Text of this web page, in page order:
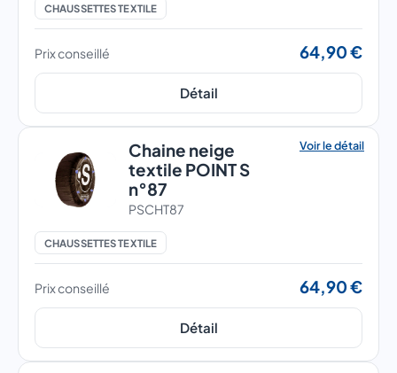
CHAUSSETTES TEXTILE
Prix conseillé 64,90 €
Détail
Chaine neige
textile POINT S
n°87
Voir le détail
PSCHT87
CHAUSSETTES TEXTILE
Prix conseillé 64,90 €
Détail